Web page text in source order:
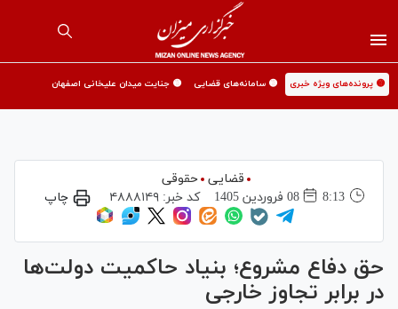
🟡 پرونده‌های ویژه خبری 🟡 سامانه‌های قضایی 🟡 جنایت میدان علیخانی اصفهان
قضایی حقوقی
8:13
08 فروردين 1405 کد خبر: ۴۸۸۸۱۴۹ چاپ
حق دفاع مشروع؛ بنیاد حاکمیت دولت‌ها
در برابر تجاوز خارجی